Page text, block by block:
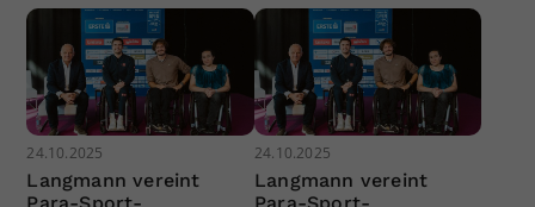
24.10.2025
Langmann vereint
24.10.2025
Langmann vereint